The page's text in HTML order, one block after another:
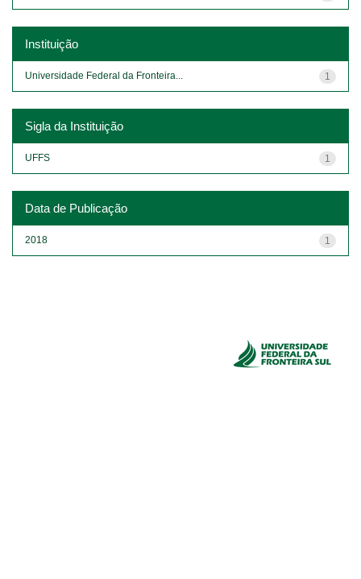
Instituição
1
Universidade Federal da Fronteira...
Sigla da Instituição
1
UFFS
Data de Publicação
1
2018